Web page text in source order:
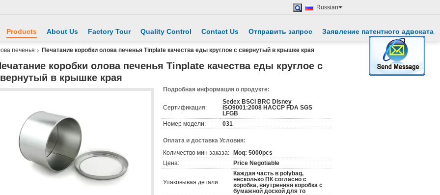
Russian
Products About Us Factory Tour Quality Control Contact Us Отправить запрос Заявление патентного адвоката
печенья Печатание коробки олова печенья Tinplate качества еды круглое с свернутый в крышке края
коробки олова печенья Tinplate качества еды круглое с
в крышке края
Подробная информация о продукте:
Сертификация:
Sedex BSCI BRC Disney
ISO9001:2008 HACCP FDA SGS
LFGB
Номер модели:
031
Оплата и доставка Условия:
Количество мин заказа:
Moq: 5000pcs
Цена:
Price Negotiable
Упаковывая детали:
Каждая часть в polybag,
несколько ПК согласно с
коробка, внутренняя коробка с
бумажной доской для то